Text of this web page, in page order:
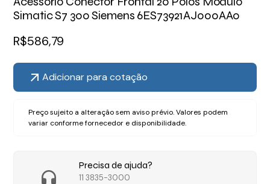
Simatic S7 300 Siemens 6ES73921AJ000AA0
R$586,79
Adicionar para cotação
Preço sujeito a alteração sem aviso prévio. Valores podem
variar conforme fornecedor e disponibilidade.
Precisa de ajuda?
11 3835-3000